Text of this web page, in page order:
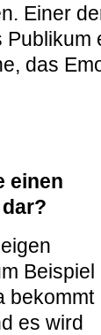
Einer
das
einen
Beispiel
bekommt
es wird